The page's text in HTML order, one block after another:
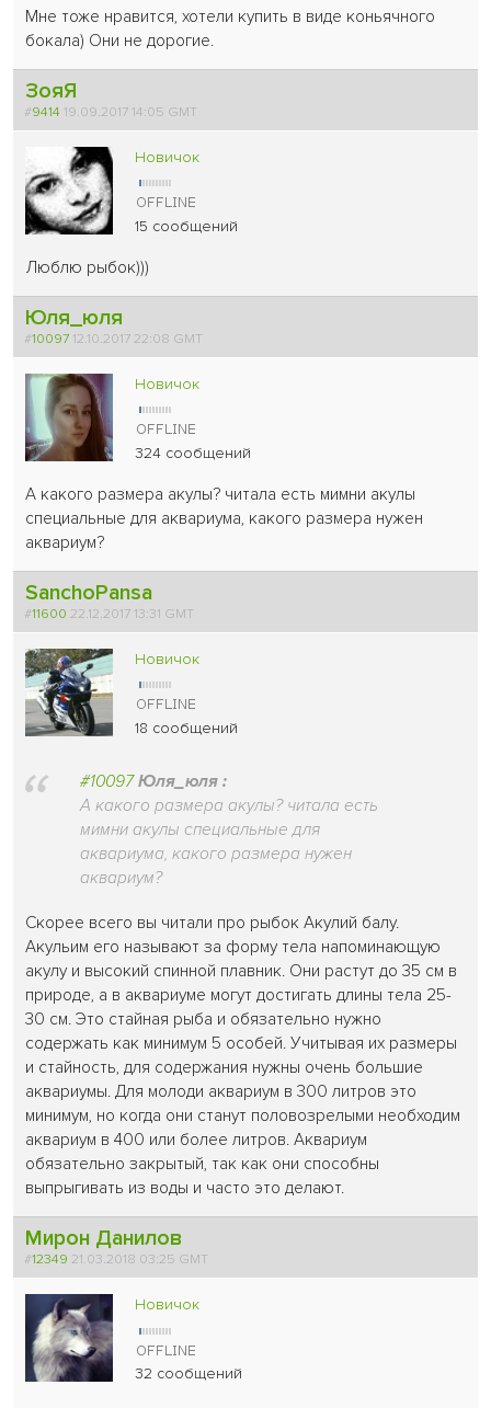
Мне тоже нравится, хотели купить в виде коньячного
бокала) Они не дорогие.
ЗояЯ
#9414 19.09.2017 14:05 GMT
Новичок
15 сообщений
Люблю рыбок)))
Юля_юля
#10097 12.10.2017 22:08 GMT
Новичок
324 сообщений
А какого размера акулы? читала есть мимни акулы
специальные для аквариума, какого размера нужен
аквариум?
SanchoPansa
#11600 22.12.2017 13:31 GMT
Новичок
18 сообщений
#10097 Юля_юля :
А какого размера акулы? читала есть
мимни акулы специальные для
аквариума, какого размера нужен
аквариум?
Скорее всего вы читали про рыбок Акулий балу.
Акульим его называют за форму тела напоминающую
акулу и высокий спинной плавник. Они растут до 35 см в
природе, а в аквариуме могут достигать длины тела 25-
30 см. Это стайная рыба и обязательно нужно
содержать как минимум 5 особей. Учитывая их размеры
и стайность, для содержания нужны очень большие
аквариумы. Для молоди аквариум в 300 литров это
минимум, но когда они станут половозрелыми необходим
аквариум в 400 или более литров. Аквариум
обязательно закрытый, так как они способны
выпрыгивать из воды и часто это делают.
Мирон Данилов
#12349 21.03.2018 03:25 GMT
Новичок
32 сообщений